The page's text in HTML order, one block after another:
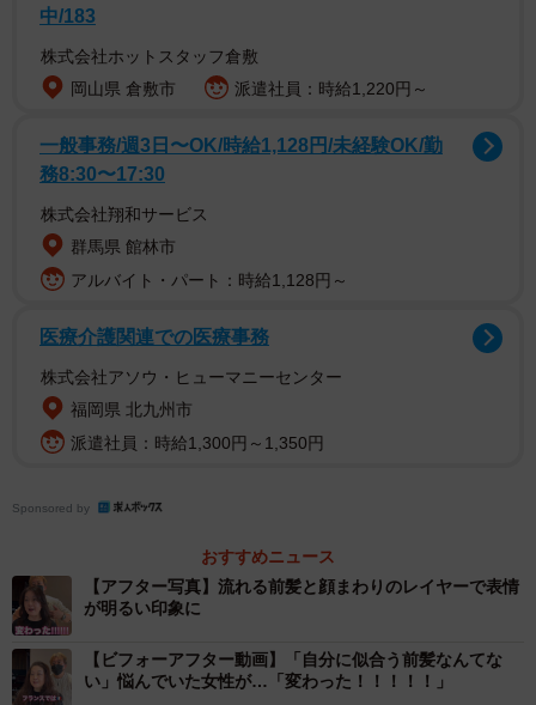
（@nakamichi0212）提供
投稿したのは、前髪や顔まわりカットを得意とする美容師
の仲道弘泰さん（@nakamichi0212）。仲道さんは、銀座
で前髪カット専門店「Ange Reve銀座」の代表を務める一
方、「AFLOAT銀座」のトップスタイリストとしても活動
しています。今回、Instagramをきっかけに来店したのは、
「前髪をほとんど作ったことがなかった」というフランス
中/183
株式会社ホットスタッフ倉敷
岡山県 倉敷市
派遣社員：時給1,220円～
一般事務/週3日〜OK/時給1,128円/未経験OK/勤
務8:30〜17:30
株式会社翔和サービス
群馬県 館林市
アルバイト・パート：時給1,128円～
医療介護関連での医療事務
株式会社アソウ・ヒューマニーセンター
福岡県 北九州市
派遣社員：時給1,300円～1,350円
Sponsored by
おすすめニュース
【アフター写真】流れる前髪と顔まわりのレイヤーで表情
が明るい印象に
【ビフォーアフター動画】「自分に似合う前髪なんてな
い」悩んでいた女性が…「変わった！！！！！」